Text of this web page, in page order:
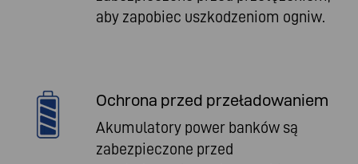
aby zapobiec uszkodzeniom ogniw.
Ochrona przed przeładowaniem
Akumulatory power banków są
zabezpieczone przed